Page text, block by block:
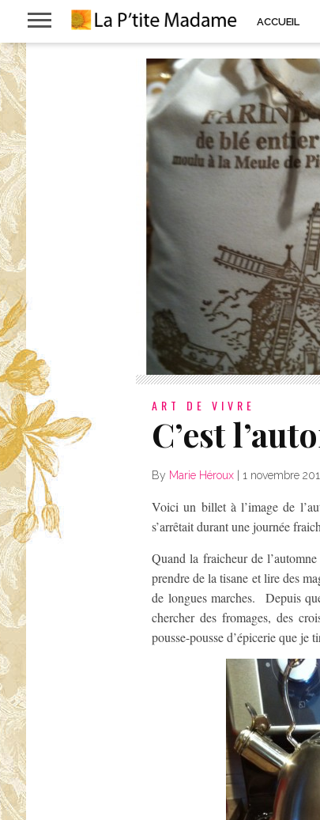
ACCUEIL
ART DE VIVRE
C’est
By Marie Héroux 1 novembre
Voici un billet à l’image de
s’arrêtait durant une journée
Quand la fraicheur de
prendre de la tisane et lire des
de longues marches. Depuis
chercher des fromages, des
pousse-pousse d’épicerie que je